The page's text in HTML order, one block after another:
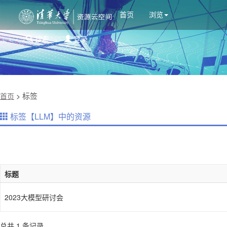
首页 浏览
搜索 登录
首页 > 标签
标签【LLM】中的资源
标题
2023大模型研讨会